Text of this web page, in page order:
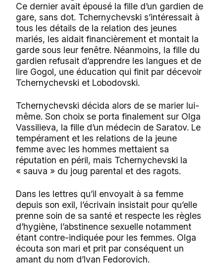
Ce dernier avait épousé la fille d’un gardien de
gare, sans dot. Tchernychevski s’intéressait à
tous les détails de la relation des jeunes
mariés, les aidait financièrement et montait la
garde sous leur fenêtre. Néanmoins, la fille du
gardien refusait d’apprendre les langues et de
lire Gogol, une éducation qui finit par décevoir
Tchernychevski et Lobodovski.
Tchernychevski décida alors de se marier lui-
même. Son choix se porta finalement sur Olga
Vassilieva, la fille d’un médecin de Saratov. Le
tempérament et les relations de la jeune
femme avec les hommes mettaient sa
réputation en péril, mais Tchernychevski la
« sauva » du joug parental et des ragots.
Dans les lettres qu’il envoyait à sa femme
depuis son exil, l’écrivain insistait pour qu’elle
prenne soin de sa santé et respecte les règles
d’hygiène, l’abstinence sexuelle notamment
étant contre-indiquée pour les femmes. Olga
écouta son mari et prit par conséquent un
amant du nom d’Ivan Fedorovich.